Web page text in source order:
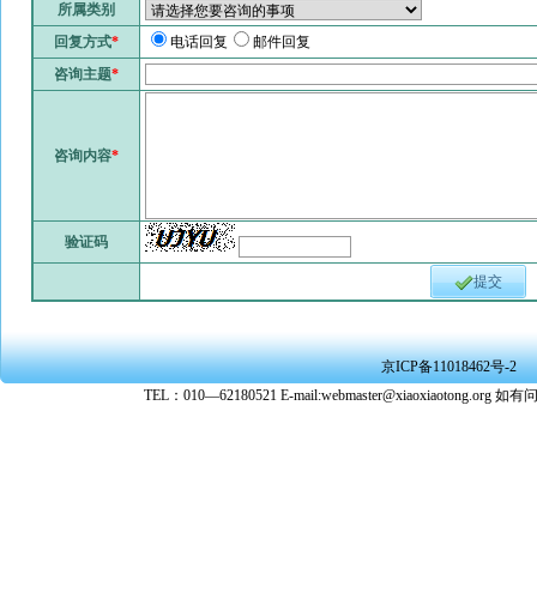
所属类别
回复方式* 电话回复
邮件回复
咨询主题*
咨询内容*
验证码
提交
京ICP备11018462号-2
TEL：010—62180521 E-mail:webmaster@xiaoxiaotong.org 如